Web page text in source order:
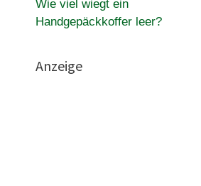
Wie viel wiegt ein
Handgepäckkoffer leer?
Anzeige